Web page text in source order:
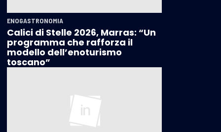
ENOGASTRONOMIA
Calici di Stelle 2026, Marras: “Un
programma che rafforza il
modello dell’enoturismo
toscano”